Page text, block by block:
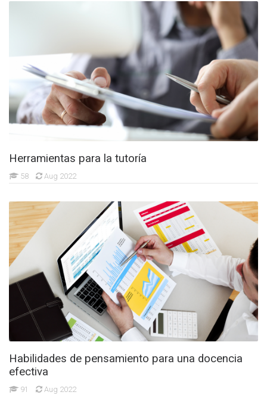
Herramientas para la tutoría
58 Aug 2022
Habilidades de pensamiento para una docencia
efectiva
91 Aug 2022